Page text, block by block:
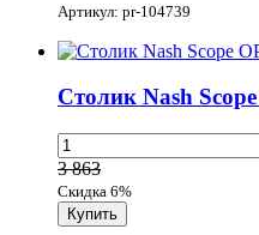
Артикул: pr-104739
Столик Nash
3 863
Скидка 6%